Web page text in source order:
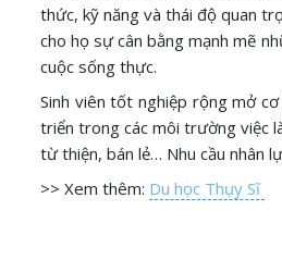
thức, kỹ năng và thái độ quan
cho họ sự cân bằng mạnh mẽ
cuộc sống thực.
Sinh viên tốt nghiệp rộng mở
triển trong các môi trường việc
từ thiện, bán lẻ… Nhu cầu nhân
>> Xem thêm: Du học Thụy Sĩ